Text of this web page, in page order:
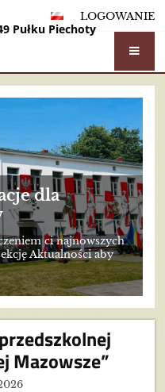
LOGOWANIE
Pułku Piechoty
dla
ci najnowszych
Aktualności aby
Mazowsze”